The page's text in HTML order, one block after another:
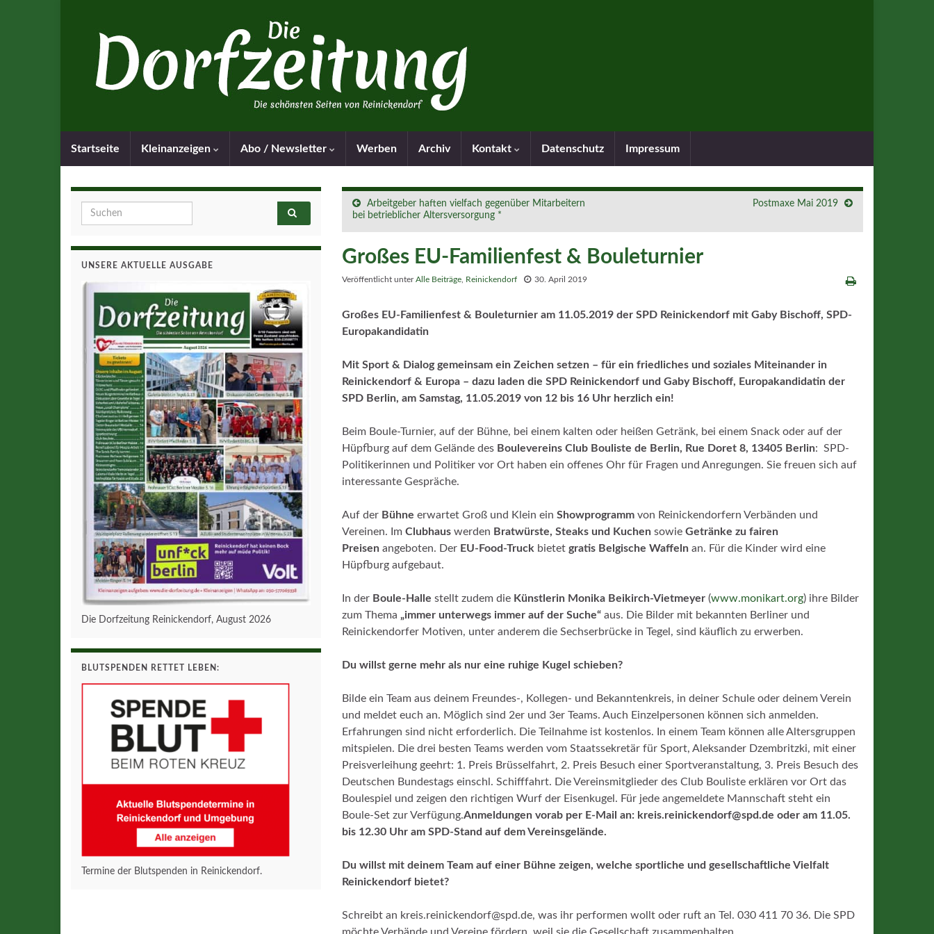
Startseite Kleinanzeigen Abo / Newsletter Werben Archiv Kontakt Datenschutz Impressum
Arbeitgeber haften vielfach gegenüber Mitarbeitern
bei betrieblicher Altersversorgung *
Postmaxe Mai 2019
Großes EU-Familienfest & Bouleturnier
Veröffentlicht unterAlle Beiträge Reinickendorf 30. April 2019
Großes EU-Familienfest & Bouleturnier am 11.05.2019 der SPD Reinickendorf mit Gaby Bischoff, SPD-
Europakandidatin
Mit Sport & Dialog gemeinsam ein Zeichen setzen – für ein friedliches und soziales Miteinander in
Reinickendorf & Europa – dazu laden die SPD Reinickendorf und Gaby Bischoff, Europakandidatin der
SPD Berlin, am Samstag, 11.05.2019 von 12 bis 16 Uhr herzlich ein!
Beim Boule-Turnier, auf der Bühne, bei einem kalten oder heißen Getränk, bei einem Snack oder auf der
Hüpfburg auf dem Gelände des Boulevereins Club Bouliste de Berlin, Rue Doret 8, 13405 Berlin: SPD-
Politikerinnen und Politiker vor Ort haben ein offenes Ohr für Fragen und Anregungen. Sie freuen sich auf
interessante Gespräche.
Auf der Bühne erwartet Groß und Klein ein Showprogramm von Reinickendorfern Verbänden und
Vereinen. Im Clubhaus werden Bratwürste, Steaks und Kuchen sowie Getränke zu fairen
Preisen angeboten. Der EU-Food-Truck bietet gratis Belgische Waffeln an. Für die Kinder wird eine
Hüpfburg aufgebaut.
In der Boule-Halle stellt zudem die Künstlerin Monika Beikirch-Vietmeyer (www.monikart.org) ihre Bilder
zum Thema „immer unterwegs immer auf der Suche“ aus. Die Bilder mit bekannten Berliner und
Reinickendorfer Motiven, unter anderem die Sechserbrücke in Tegel, sind käuflich zu erwerben.
Du willst gerne mehr als nur eine ruhige Kugel schieben?
Bilde ein Team aus deinem Freundes-, Kollegen- und Bekanntenkreis, in deiner Schule oder deinem Verein
und meldet euch an. Möglich sind 2er und 3er Teams. Auch Einzelpersonen können sich anmelden.
Erfahrungen sind nicht erforderlich. Die Teilnahme ist kostenlos. In einem Team können alle Altersgruppen
mitspielen. Die drei besten Teams werden vom Staatssekretär für Sport, Aleksander Dzembritzki, mit einer
Preisverleihung geehrt: 1. Preis Brüsselfahrt, 2. Preis Besuch einer Sportveranstaltung, 3. Preis Besuch des
Deutschen Bundestags einschl. Schifffahrt. Die Vereinsmitglieder des Club Bouliste erklären vor Ort das
Boulespiel und zeigen den richtigen Wurf der Eisenkugel. Für jede angemeldete Mannschaft steht ein
Boule-Set zur Verfügung.Anmeldungen vorab per E-Mail an: kreis.reinickendorf@spd.de oder am 11.05.
bis 12.30 Uhr am SPD-Stand auf dem Vereinsgelände.
Du willst mit deinem Team auf einer Bühne zeigen, welche sportliche und gesellschaftliche Vielfalt
Reinickendorf bietet?
Schreibt an kreis.reinickendorf@spd.de, was ihr performen wollt oder ruft an Tel. 030 411 70 36. Die SPD
Search for:
UNSERE AKTUELLE AUSGABE
Die Dorfzeitung Reinickendorf, August 2026
BLUTSPENDEN RETTET LEBEN:
Termine der Blutspenden in Reinickendorf.